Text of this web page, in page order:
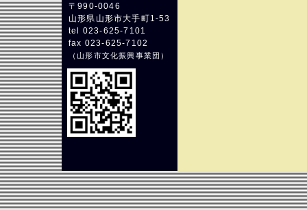
〒990-0046
山形県山形市大手町1-53
tel 023-625-7101
fax 023-625-7102
（山形市文化振興事業団 ）